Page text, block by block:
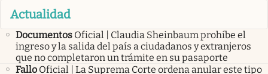
Actualidad
Documentos Oficial | Claudia Sheinbaum prohíbe el
ingreso y la salida del país a ciudadanos y extranjeros
que no completaron un trámite en su pasaporte
Fallo Oficial | La Suprema Corte ordena anular este tipo